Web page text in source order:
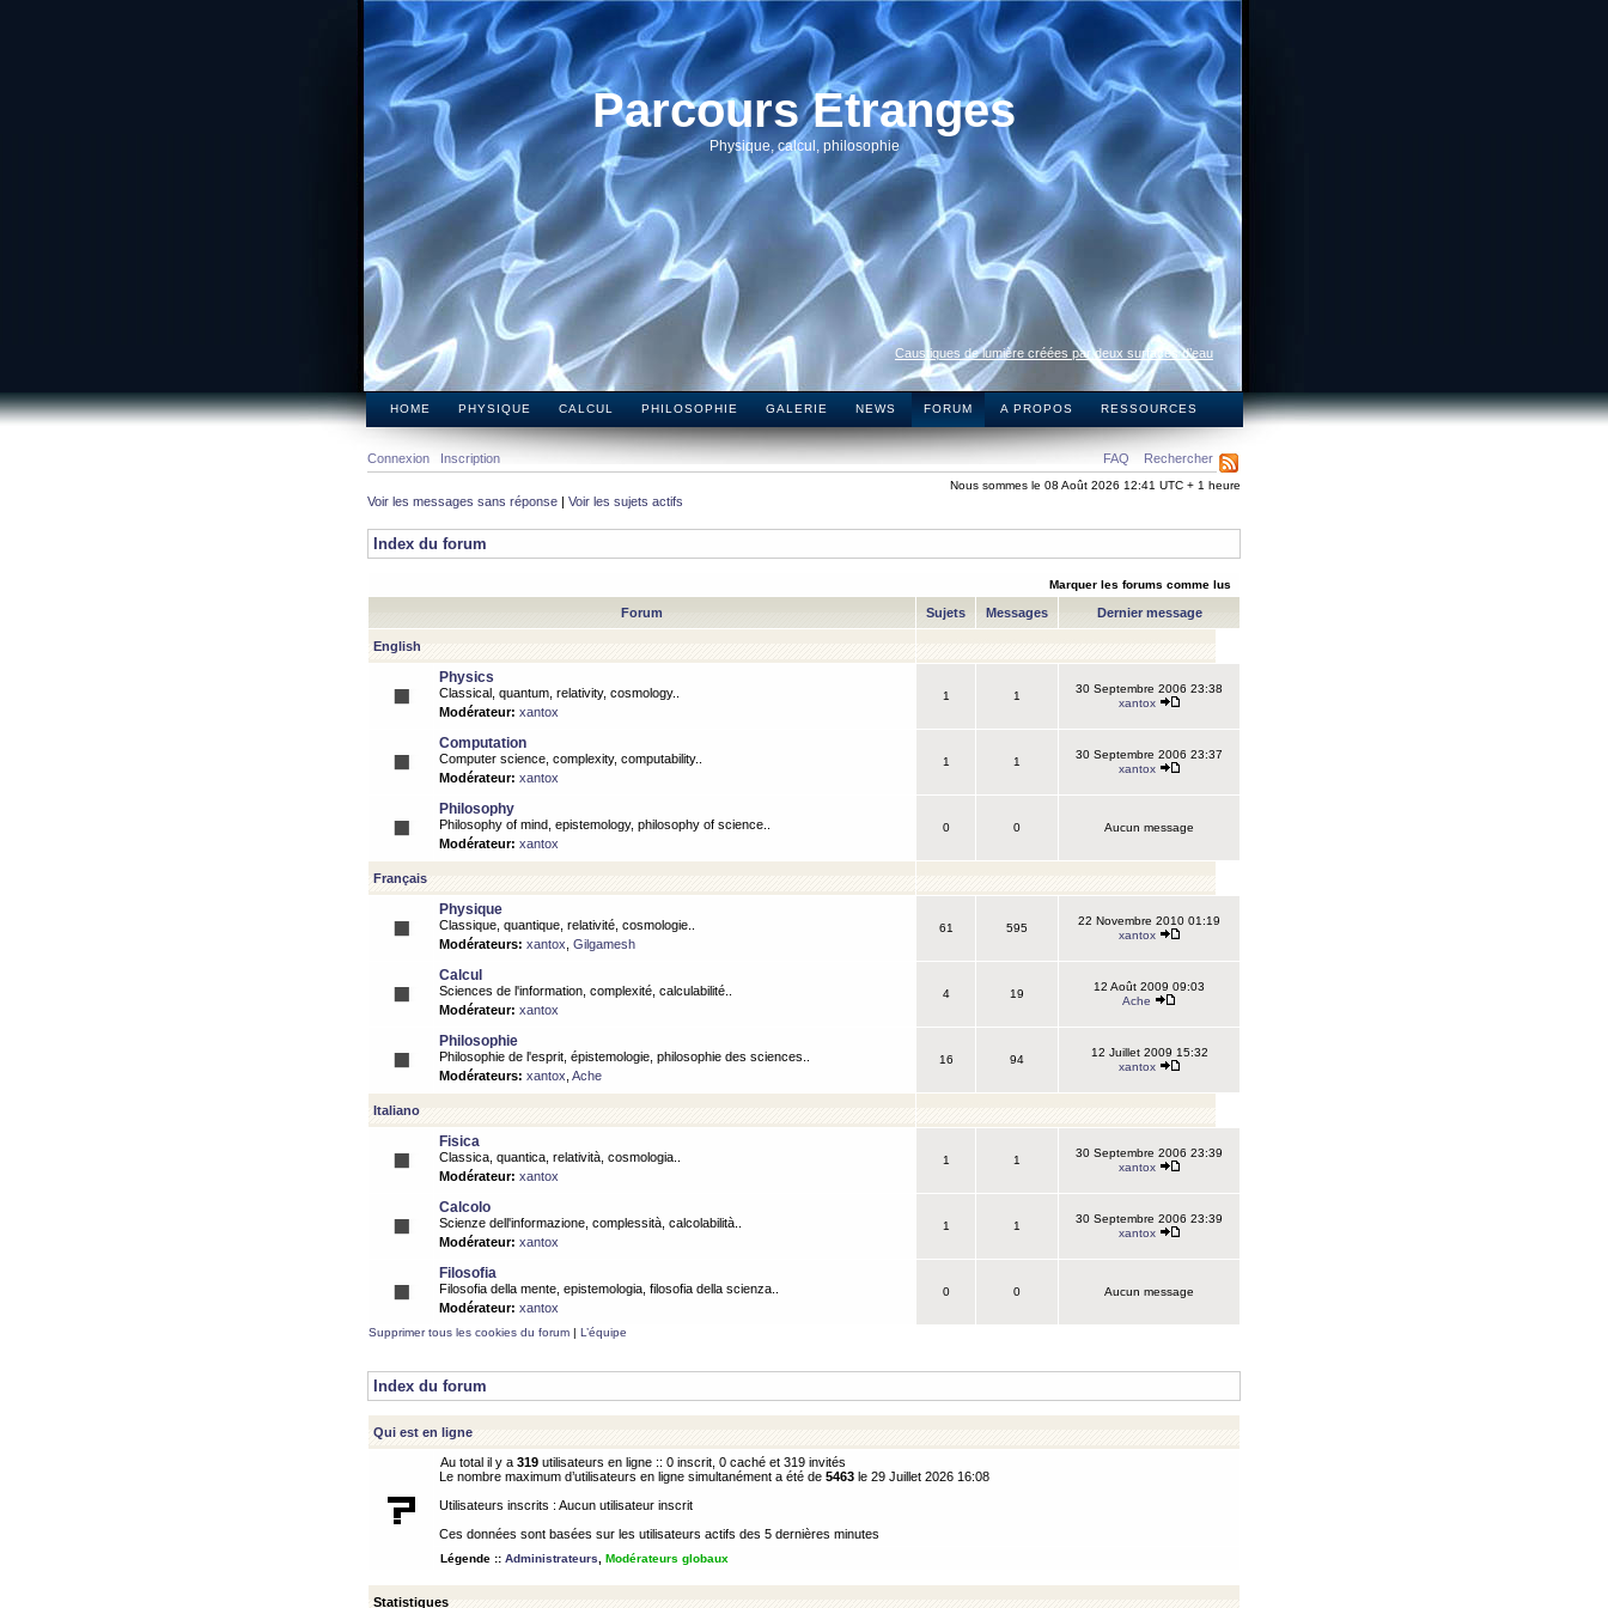
Parcours Etranges
Physique, calcul, philosophie
Caustiques de lumière créées par deux surfaces d’eau
HOME PHYSIQUE CALCUL PHILOSOPHIE GALERIE NEWS FORUM A PROPOS RESSOURCES
FAQ Rechercher
Connexion Inscription
Nous sommes le 08 Août 2026 12:41 UTC + 1 heure
Voir les messages sans réponse | Voir les sujets actifs
Index du forum
Marquer les forums comme lus
Forum Sujets Messages Dernier message
English
Physics
Classical, quantum, relativity, cosmology..
Modérateur: xantox
1 1
30 Septembre 2006 23:38
xantox
Computation
Computer science, complexity, computability..
Modérateur: xantox
1 1
30 Septembre 2006 23:37
xantox
Philosophy
Philosophy of mind, epistemology, philosophy of science..
Modérateur: xantox
0 0 Aucun message
Français
Physique
Classique, quantique, relativité, cosmologie..
Modérateurs: xantox Gilgamesh
61 595
22 Novembre 2010 01:19
xantox
Calcul
Sciences de l'information, complexité, calculabilité..
Modérateur: xantox
4 19
12 Août 2009 09:03
Ache
Philosophie
Philosophie de l'esprit, épistemologie, philosophie des sciences..
Modérateurs: xantox Ache
16 94
12 Juillet 2009 15:32
xantox
Italiano
Fisica
Classica, quantica, relatività, cosmologia..
Modérateur: xantox
1 1
30 Septembre 2006 23:39
xantox
Calcolo
Scienze dell'informazione, complessità, calcolabilità..
Modérateur: xantox
1 1
30 Septembre 2006 23:39
xantox
Filosofia
Filosofia della mente, epistemologia, filosofia della scienza..
Modérateur: xantox
0 0 Aucun message
Supprimer tous les cookies du forum | L’équipe
Index du forum
Qui est en ligne
Au total il y a 319 utilisateurs en ligne :: 0 inscrit, 0 caché et 319 invités
Le nombre maximum d’utilisateurs en ligne simultanément a été de 5463 le 29 Juillet 2026 16:08
Utilisateurs inscrits : Aucun utilisateur inscrit
Ces données sont basées sur les utilisateurs actifs des 5 dernières minutes
Légende :: Administrateurs Modérateurs globaux
Statistiques